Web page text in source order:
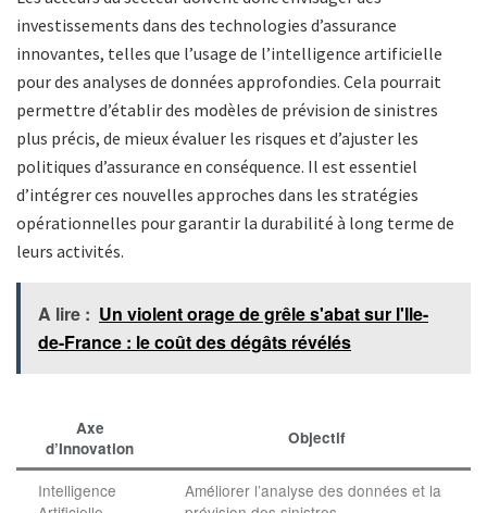
investissements dans des technologies d’assurance
innovantes, telles que l’usage de l’intelligence artificielle
pour des analyses de données approfondies. Cela pourrait
permettre d’établir des modèles de prévision de sinistres
plus précis, de mieux évaluer les risques et d’ajuster les
politiques d’assurance en conséquence. Il est essentiel
d’intégrer ces nouvelles approches dans les stratégies
opérationnelles pour garantir la durabilité à long terme de
leurs activités.
A lire : Un violent orage de grêle s'abat sur l'Ile-
de-France : le coût des dégâts révélés
Axe
d’Innovation
Objectif
Intelligence
Améliorer l’analyse des données et la